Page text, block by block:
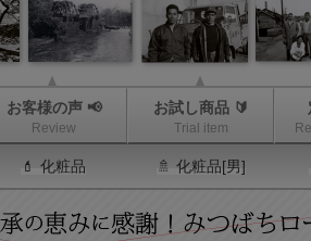
お客様の声 📢
Review
お試し商品 🔰
Trial item